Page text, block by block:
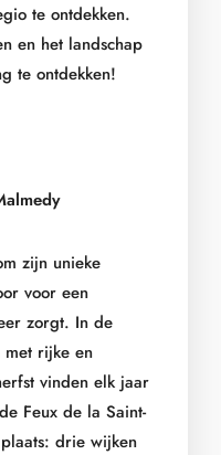
te ontdekken.
en het landschap
te ontdekken!
zijn unieke
voor een
zorgt. In de
met rijke en
vinden elk jaar
Feux de la Saint-
drie wijken